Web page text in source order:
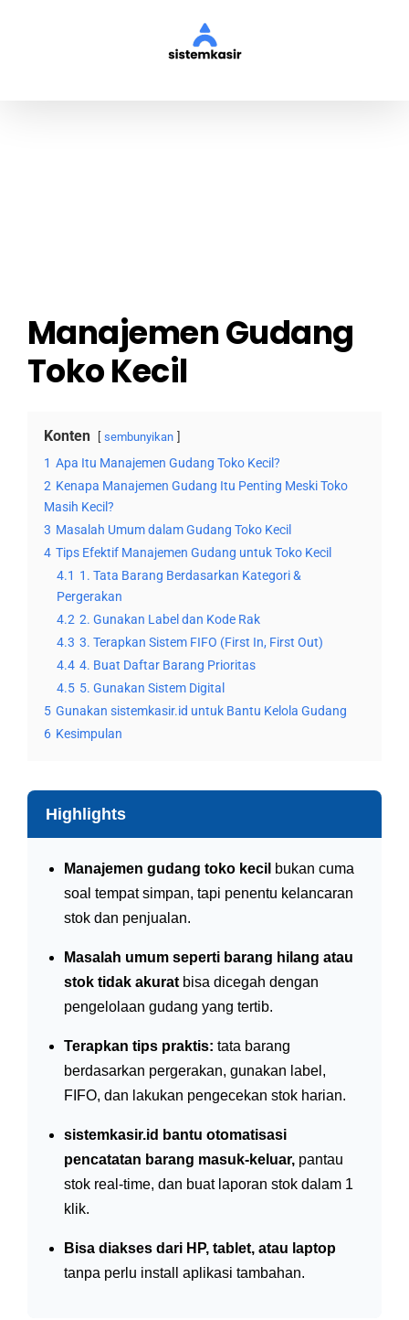
Manajemen Gudang
Toko Kecil
Konten sembunyikan
1 Apa Itu Manajemen Gudang Toko Kecil?
2 Kenapa Manajemen Gudang Itu Penting Meski Toko
Masih Kecil?
3 Masalah Umum dalam Gudang Toko Kecil
4 Tips Efektif Manajemen Gudang untuk Toko Kecil
4.1 1. Tata Barang Berdasarkan Kategori &
Pergerakan
4.2 2. Gunakan Label dan Kode Rak
4.3 3. Terapkan Sistem FIFO (First In, First Out)
4.4 4. Buat Daftar Barang Prioritas
4.5 5. Gunakan Sistem Digital
5 Gunakan sistemkasir.id untuk Bantu Kelola Gudang
6 Kesimpulan
Highlights
Manajemen gudang toko kecil bukan cuma
soal tempat simpan, tapi penentu kelancaran
stok dan penjualan.
Masalah umum seperti barang hilang atau
stok tidak akuratbisa dicegah dengan
pengelolaan gudang yang tertib.
Terapkan tips praktis: tata barang
berdasarkan pergerakan, gunakan label,
FIFO, dan lakukan pengecekan stok harian.
sistemkasir.id bantu otomatisasi
pencatatan barang masuk-keluar, pantau
stok real-time, dan buat laporan stok dalam 1
klik.
Bisa diakses dari HP, tablet, atau laptop
tanpa perlu install aplikasi tambahan.